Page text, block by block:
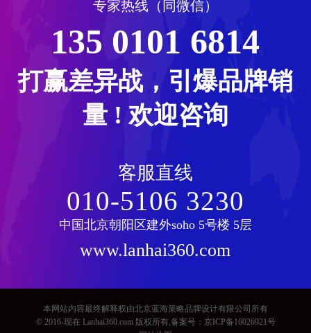
项目沟通会现场
专家热线（同微信）
135 0101 6814
打赢差异战，引爆品牌销
量 ! 欢迎咨询
客服直线
010-5106 3230
中国北京朝阳区建外soho 5号楼 5层
www.lanhai360.com
本网站内容最终解释权由北京蓝海策略品牌设计有限公司所有
© 2016-现在 Lanhai360.com 版权所有,备案号： 京ICP备16026921号